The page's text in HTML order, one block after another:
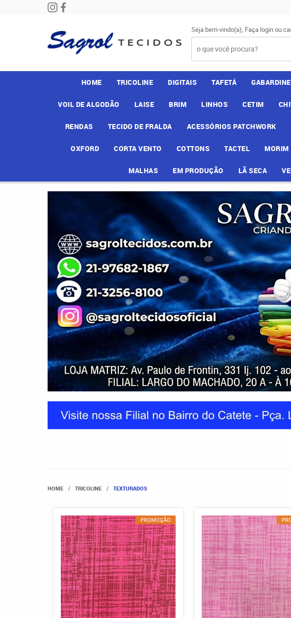
Seja bem-vindo(a), Faça loginou
HOME TRICOLINE DIGITAIS TAFETÁ GABARDINE
VOIL DE ALGODÃO LAISE BRIM LINHOS CETIM
RENDAS TECIDO DE FRALDA ACESSÓRIOS PATCHWORK
OXFORD CORTA VENTO COTTONS TACTEL MORIM
MALHAS EM PRODUÇÃO LÃ SECA
HOME TRICOLINE TEXTURADOS
PROMOÇÃO